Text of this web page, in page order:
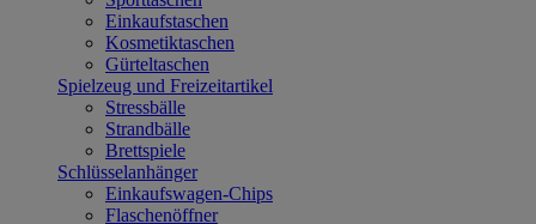
Einkaufstaschen
Kosmetiktaschen
Gürteltaschen
Spielzeug und Freizeitartikel
Stressbälle
Strandbälle
Brettspiele
Schlüsselanhänger
Einkaufswagen-Chips
Flaschenöffner